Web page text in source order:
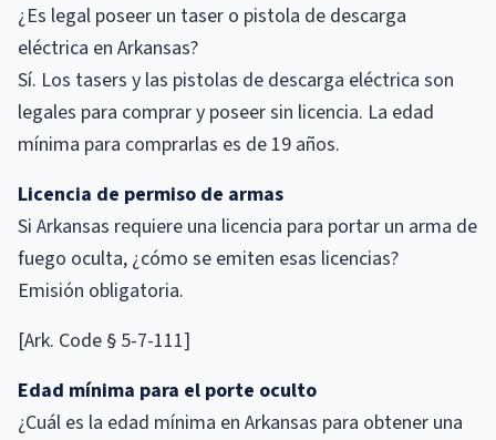
¿Es legal poseer un taser o pistola de descarga
eléctrica en Arkansas?
Sí. Los tasers y las pistolas de descarga eléctrica son
legales para comprar y poseer sin licencia. La edad
mínima para comprarlas es de 19 años.
Licencia de permiso de armas
Si Arkansas requiere una licencia para portar un arma de
fuego oculta, ¿cómo se emiten esas licencias?
Emisión obligatoria.
[Ark. Code § 5-7-111]
Edad mínima para el porte oculto
¿Cuál es la edad mínima en Arkansas para obtener una